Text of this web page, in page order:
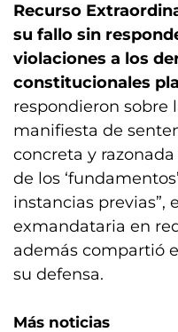
Recurso
su fallo sin
violaciones a los
constitucionales
respondieron sobre
manifiesta de
concreta y
de los
instancias previas”,
exmandataria en
además compartió
su defensa.
Más noticias